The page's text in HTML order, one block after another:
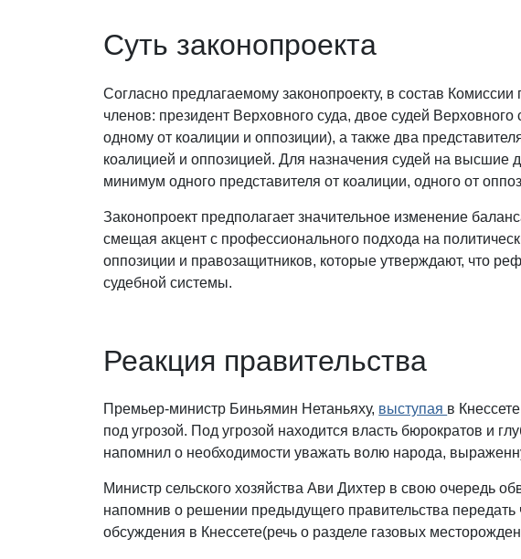
Суть законопроекта
Согласно предлагаемому законопроекту, в состав
членов: президент Верховного суда, двое судей
одному от коалиции и оппозиции), а также два
коалицией и оппозицией. Для назначения судей на высшие
минимум одного представителя от коалиции, одного от
Законопроект предполагает значительное изменение
смещая акцент с профессионального подхода на
оппозиции и правозащитников, которые утверждают, что
судебной системы.
Реакция правительства
Премьер-министр Биньямин Нетаньяху, выступая в
под угрозой. Под угрозой находится власть бюрократов и
напомнил о необходимости уважать волю народа,
Министр сельского хозяйства Ави Дихтер в свою очередь
напомнив о решении предыдущего правительства передать
обсуждения в Кнессете(речь о разделе газовых